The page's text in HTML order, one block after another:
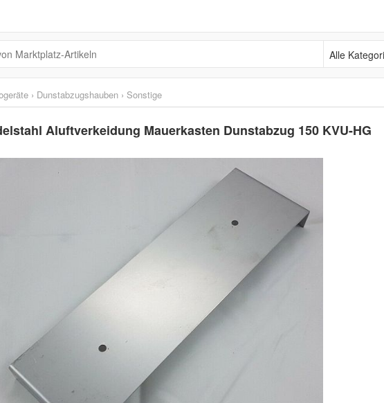
Alle Kategorien
› Dunstabzugshauben › Sonstige
Aluftverkeidung Mauerkasten Dunstabzug 150 KVU-HG